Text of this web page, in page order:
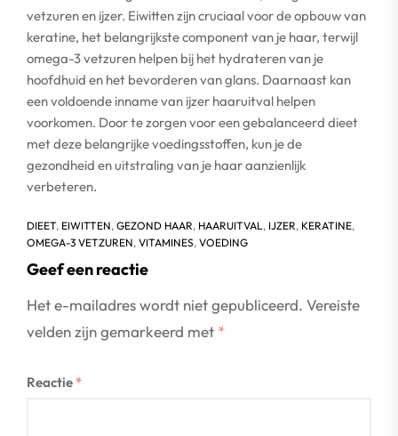
vetzuren en ijzer. Eiwitten zijn cruciaal voor de opbouw van
keratine, het belangrijkste component van je haar, terwijl
omega-3 vetzuren helpen bij het hydrateren van je
hoofdhuid en het bevorderen van glans. Daarnaast kan
een voldoende inname van ijzer haaruitval helpen
voorkomen. Door te zorgen voor een gebalanceerd dieet
met deze belangrijke voedingsstoffen, kun je de
gezondheid en uitstraling van je haar aanzienlijk
verbeteren.
DIEET, EIWITTEN, GEZOND HAAR, HAARUITVAL, IJZER, KERATINE,
OMEGA-3 VETZUREN, VITAMINES, VOEDING
Geef een reactie
Het e-mailadres wordt niet gepubliceerd. Vereiste
velden zijn gemarkeerd met *
Reactie *